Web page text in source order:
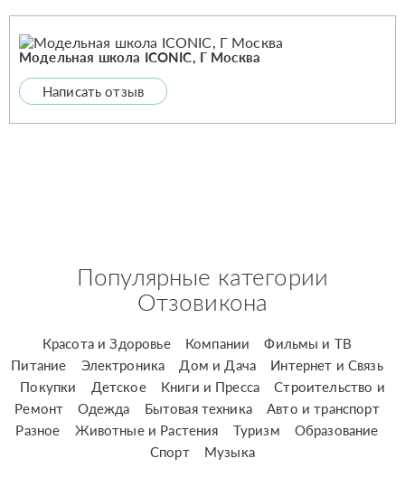
Модельная школа ICONIC, Г Москва
Написать отзыв
Популярные категории
Отзовикона
Красота и Здоровье Компании
Фильмы и ТВ
Питание
Электроника Дом и Дача
Интернет и Связь
Покупки
Детское Книги и Пресса
Строительство и
Ремонт
Одежда Бытовая техника
Авто и транспорт
Разное
Животные и Растения Туризм
Образование
Спорт
Музыка